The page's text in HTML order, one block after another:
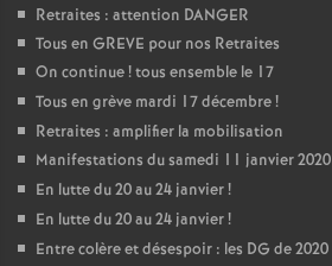
Retraites : attention DANGER
Tous en GREVE pour nos Retraites
On continue! tous ensemble le 17
Tous en grève mardi 17 décembre!
Retraites : amplifier la mobilisation
Manifestations du samedi 11 janvier 2020
En lutte du 20 au 24 janvier!
En lutte du 20 au 24 janvier!
Entre colère et désespoir : les DG de 2020